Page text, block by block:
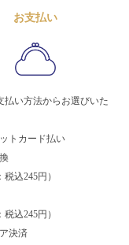
お支払い
払い方法からお選びいた
トカード払い
税込245円）
税込245円）
決済